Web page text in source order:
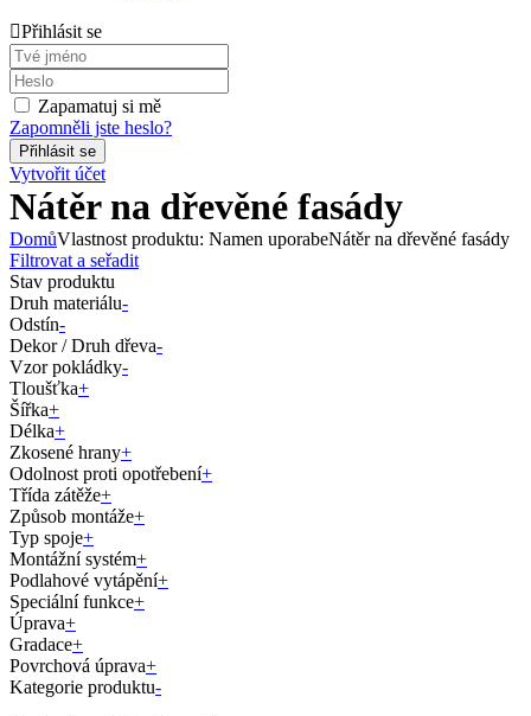
Přihlásit se
Zapamatuj si mě
Zapomněli jste heslo?
Vytvořit účet
Nátěr na dřevěné fasády
DomůVlastnost produktu: Namen uporabeNátěr na dřevěné fasády
Filtrovat a seřadit
Stav produktu
Druh materiálu-
Odstín-
Dekor / Druh dřeva-
Vzor pokládky-
Tloušťka+
Šířka+
Délka+
Zkosené hrany+
Odolnost proti opotřebení+
Třída zátěže+
Způsob montáže+
Typ spoje+
Montážní systém+
Podlahové vytápění+
Speciální funkce+
Úprava+
Gradace+
Povrchová úprava+
Kategorie produktu-